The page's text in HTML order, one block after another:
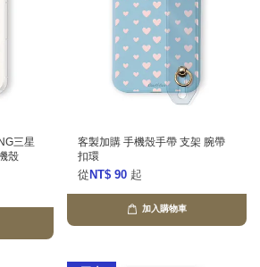
三星
殼
客製加購 手機殼手帶 支架 腕帶
扣環
從 NT$ 90 起
加入購物車